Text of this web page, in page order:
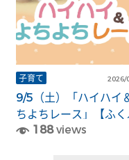
子育て 2026/
9/5（土）「ハイハイ
ちよちレース」【ふく
くこども館】
188 views